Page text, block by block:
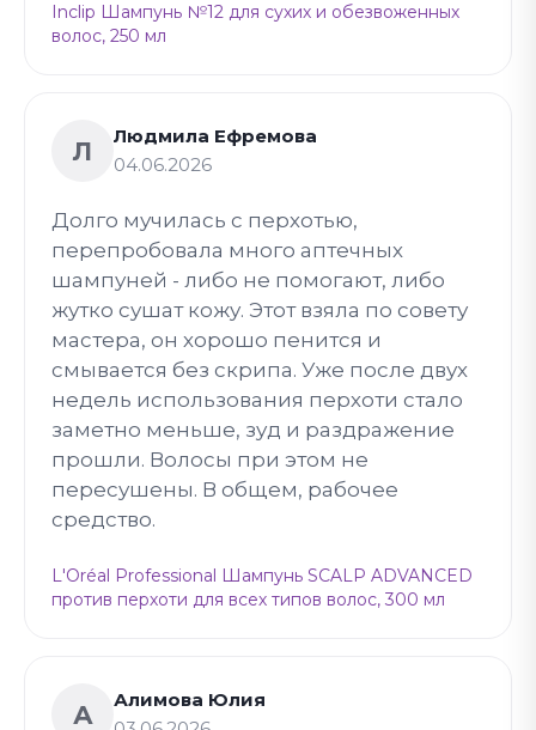
Inclip Шампунь №12 для сухих и обезвоженных
волос, 250 мл
Л
Людмила Ефремова
04.06.2026
Долго мучилась с перхотью,
перепробовала много аптечных
шампуней - либо не помогают, либо
жутко сушат кожу. Этот взяла по совету
мастера, он хорошо пенится и
смывается без скрипа. Уже после двух
недель использования перхоти стало
заметно меньше, зуд и раздражение
прошли. Волосы при этом не
пересушены. В общем, рабочее
средство.
L'Oréal Professional Шампунь SCALP ADVANCED
против перхоти для всех типов волос, 300 мл
А
Алимова Юлия